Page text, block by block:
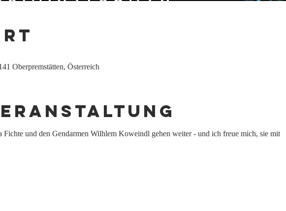
Oberpremstätten, Österreich
und den Gendarmen Wilhlem Koweindl gehen weiter - und ich freue mich, sie mit